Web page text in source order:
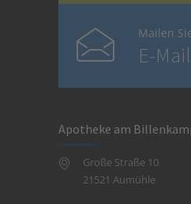
Mailen
E-
Apotheke am
Große Straße 10
21521 Aumühle